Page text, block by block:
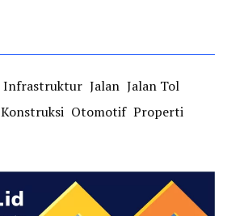
Infrastruktur Jalan Jalan Tol
Konstruksi Otomotif Properti